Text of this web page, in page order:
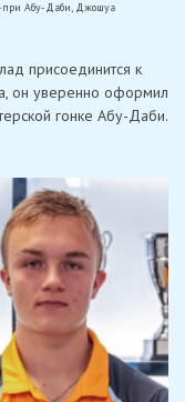
при Абу-Даби, Джошуа
присоединится к
он уверенно оформил
гонке Абу-Даби.